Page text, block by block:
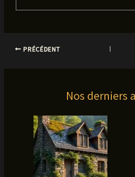
PRÉCÉDENT
Nos derniers